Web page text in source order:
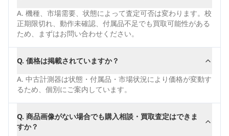
A. 機種、市場需要、状態によって査定可否は変わります。校
正期限切れ、動作未確認、付属品不足でも買取可能性がある
ため、まずはお問い合わせください。
Q. 価格は掲載されていますか？
A. 中古計測器は状態・付属品・市場状況により価格が変動す
るため、個別にご案内しています。
Q. 商品画像がない場合でも購入相談・買取査定はできま
すか？